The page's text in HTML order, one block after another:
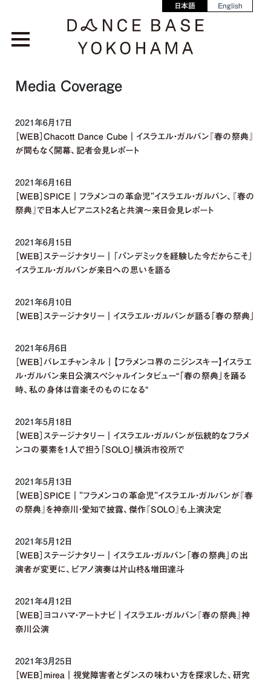
日本語 English
Media Coverage
2021年6月17日
［WEB］Chacott Dance Cube｜イスラエル・ガルバン『春の祭典』
が間もなく開幕、記者会見レポート
2021年6月16日
［WEB］SPICE｜フラメンコの革命児"イスラエル・ガルバン、『春の
祭典』で日本人ピアニスト2名と共演～来日会見レポート
2021年6月15日
［WEB］ステージナタリー｜「パンデミックを経験した今だからこそ」
イスラエル・ガルバンが来日への思いを語る
2021年6月10日
［WEB］ステージナタリー｜イスラエル・ガルバンが語る「春の祭典」
2021年6月6日
［WEB］バレエチャンネル｜【フラメンコ界のニジンスキー】イスラエ
ル・ガルバン来日公演スペシャルインタビュー“「春の祭典」を踊る
時、私の身体は音楽そのものになる”
2021年5月18日
［WEB］ステージナタリー｜イスラエル・ガルバンが伝統的なフラメ
ンコの要素を1人で担う「SOLO」横浜市役所で
2021年5月13日
［WEB］SPICE｜"フラメンコの革命児"イスラエル・ガルバンが『春
の祭典』を神奈川・愛知で披露、傑作『SOLO』も上演決定
2021年5月12日
［WEB］ステージナタリー｜イスラエル・ガルバン「春の祭典」の出
演者が変更に、ピアノ演奏は片山柊＆増田達斗
2021年4月12日
［WEB］ヨコハマ・アートナビ｜イスラエル・ガルバン『春の祭典』神
奈川公演
2021年3月25日
［WEB］mirea｜視覚障害者とダンスの味わい方を探求した、研究